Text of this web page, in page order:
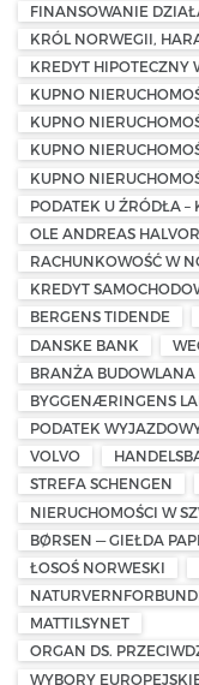
FINANSOWANIE
KRÓL NORWEGII,
KREDYT HIPOTECZNY
KUPNO
KUPNO
KUPNO
KUPNO
PODATEK U ŹRÓDŁA –
OLE ANDREAS
RACHUNKOWOŚĆ W
KREDYT
BERGENS TIDENDE
DANSKE BANK
BRANŻA BUDOWLANA
BYGGENÆRINGENS
PODATEK
VOLVO
STREFA SCHENGEN
NIERUCHOMOŚCI W
BØRSEN — GIEŁDA
ŁOSOŚ NORWESKI
MATTILSYNET
ORGAN DS.
WYBORY